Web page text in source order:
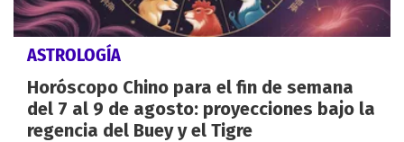
ASTROLOGÍA
Horóscopo Chino para el fin de semana
del 7 al 9 de agosto: proyecciones bajo la
regencia del Buey y el Tigre